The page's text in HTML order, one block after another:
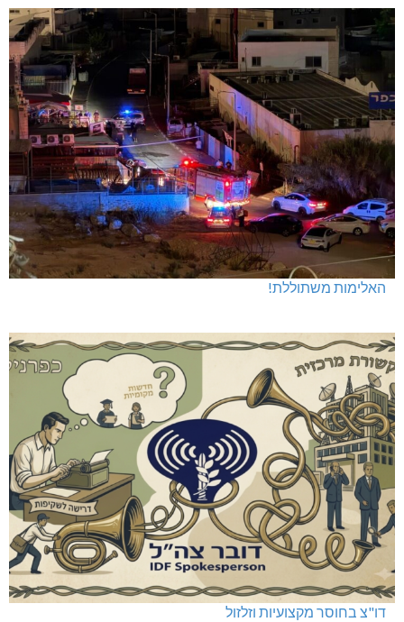
האלימות משתוללת!
דו"צ בחוסר מקצועיות וזלזול